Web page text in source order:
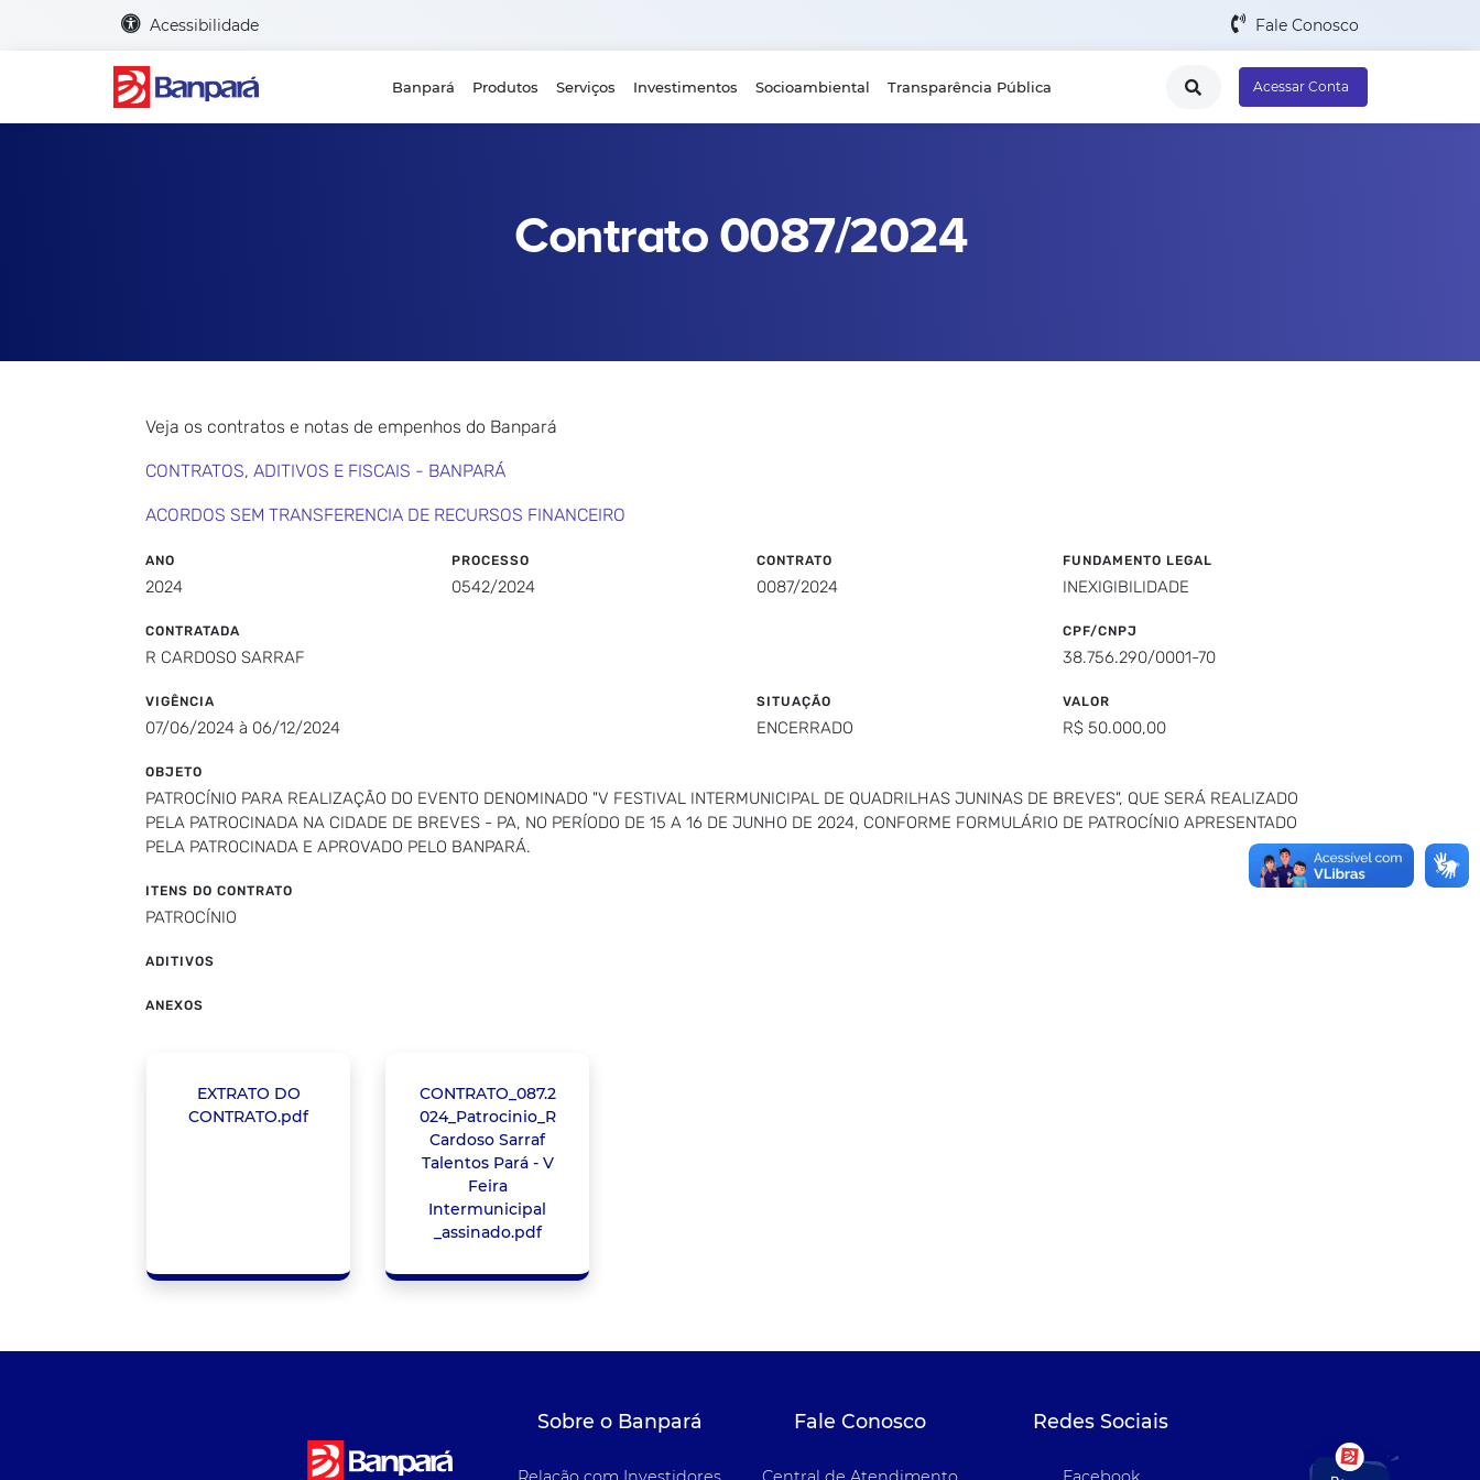
Acessibilidade Fale Conosco
Banpará Produtos Serviços Investimentos Socioambiental Transparência Pública Acessar Conta
Contrato 0087/2024
Veja os contratos e notas de empenhos do Banpará
CONTRATOS, ADITIVOS E FISCAIS - BANPARÁ
ACORDOS SEM TRANSFERENCIA DE RECURSOS FINANCEIRO
ANO
2024
PROCESSO
0542/2024
CONTRATO
0087/2024
FUNDAMENTO LEGAL
INEXIGIBILIDADE
CONTRATADA
R CARDOSO SARRAF
CPF/CNPJ
38.756.290/0001-70
VIGÊNCIA
07/06/2024 à 06/12/2024
SITUAÇÃO
ENCERRADO
VALOR
R$ 50.000,00
OBJETO
PATROCÍNIO PARA REALIZAÇÃO DO EVENTO DENOMINADO "V FESTIVAL INTERMUNICIPAL DE QUADRILHAS JUNINAS DE BREVES", QUE SERÁ REALIZADO
PELA PATROCINADA NA CIDADE DE BREVES - PA, NO PERÍODO DE 15 A 16 DE JUNHO DE 2024, CONFORME FORMULÁRIO DE PATROCÍNIO APRESENTADO
PELA PATROCINADA E APROVADO PELO BANPARÁ.
ITENS DO CONTRATO
PATROCÍNIO
ADITIVOS
ANEXOS
EXTRATO DO
CONTRATO.pdf
CONTRATO_087.2
024_Patrocinio_R
Cardoso Sarraf
Talentos Pará - V
Feira
Intermunicipal
_assinado.pdf
Sobre o Banpará Fale Conosco Redes Sociais